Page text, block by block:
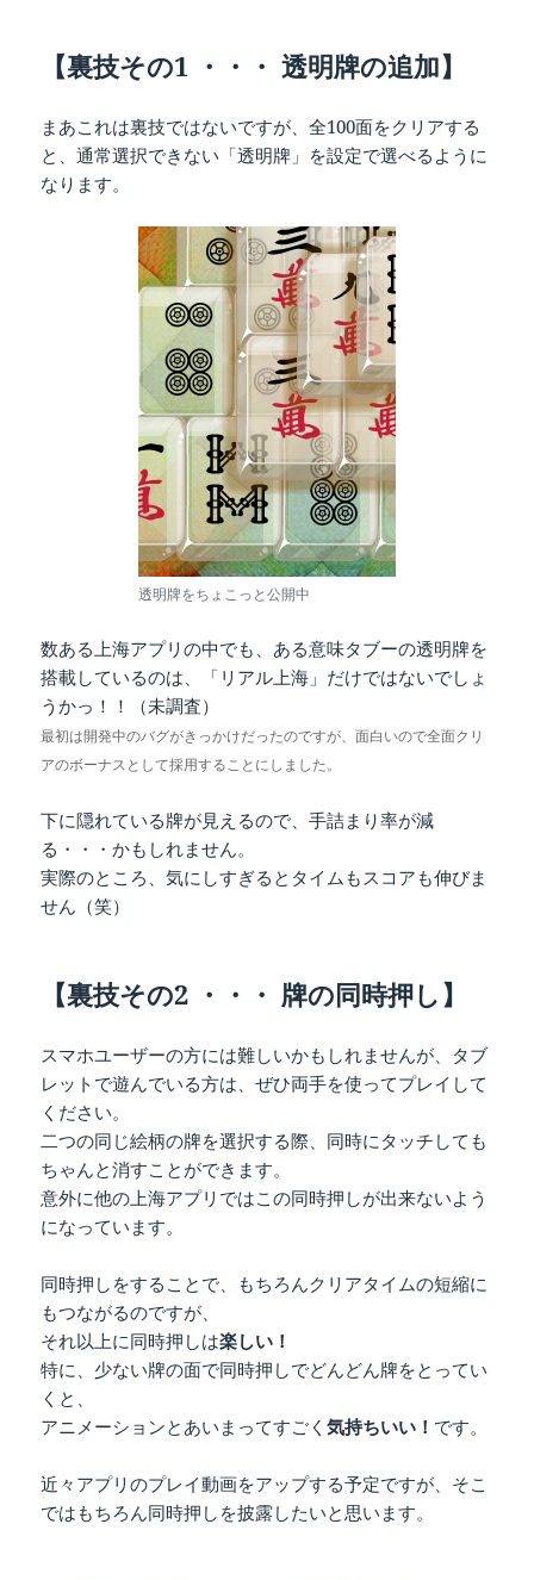
【裏技その1 ・・・ 透明牌の追加】
まあこれは裏技ではないですが、全100面をクリアする
と、通常選択できない「透明牌」を設定で選べるように
なります。
透明牌をちょこっと公開中
数ある上海アプリの中でも、ある意味タブーの透明牌を
搭載しているのは、「リアル上海」だけではないでしょ
うかっ！！（未調査）
最初は開発中のバグがきっかけだったのですが、面白いので全面クリ
アのボーナスとして採用することにしました。
下に隠れている牌が見えるので、手詰まり率が減
る・・・かもしれません。
実際のところ、気にしすぎるとタイムもスコアも伸びま
せん（笑）
【裏技その2 ・・・ 牌の同時押し】
スマホユーザーの方には難しいかもしれませんが、タブ
レットで遊んでいる方は、ぜひ両手を使ってプレイして
ください。
二つの同じ絵柄の牌を選択する際、同時にタッチしても
ちゃんと消すことができます。
意外に他の上海アプリではこの同時押しが出来ないよう
になっています。
同時押しをすることで、もちろんクリアタイムの短縮に
もつながるのですが、
それ以上に同時押しは楽しい！
特に、少ない牌の面で同時押しでどんどん牌をとってい
くと、
アニメーションとあいまってすごく気持ちいい！ です。
近々アプリのプレイ動画をアップする予定ですが、そこ
ではもちろん同時押しを披露したいと思います。